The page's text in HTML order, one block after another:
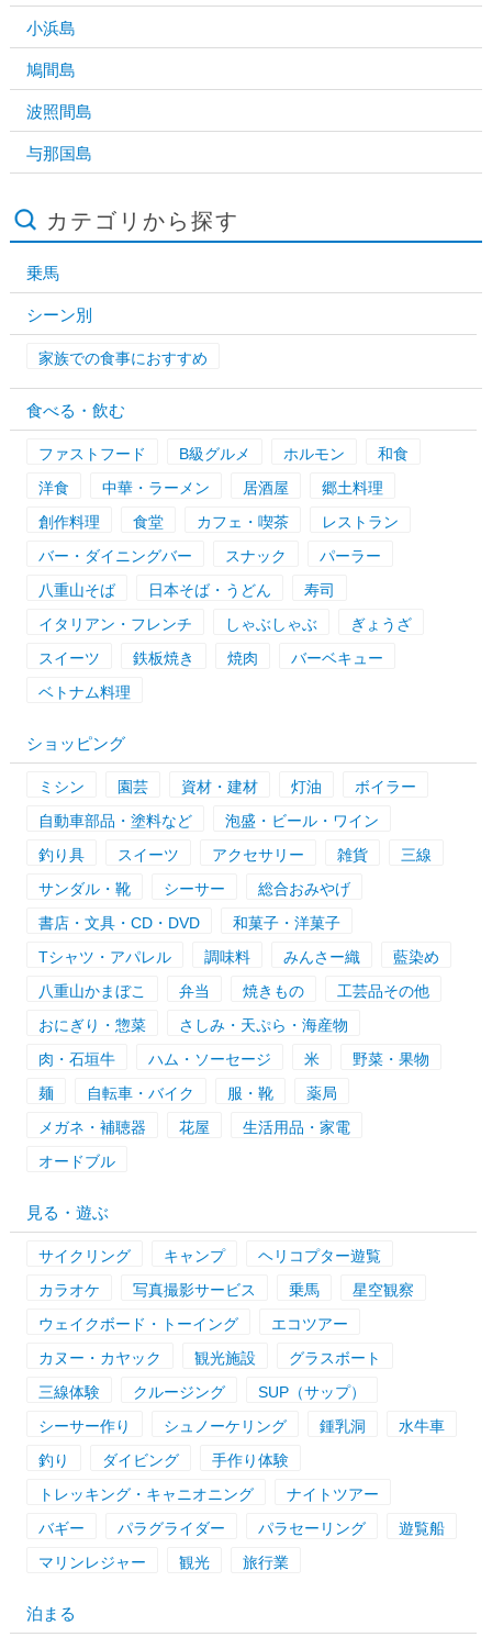
小浜島
鳩間島
波照間島
与那国島
カテゴリから探す
乗馬
シーン別
家族での食事におすすめ
食べる・飲む
ファストフード B級グルメ ホルモン
和食
洋食
中華・ラーメン 居酒屋
郷土料理
創作料理
食堂 カフェ・喫茶
レストラン
バー・ダイニングバー
スナック
パーラー
八重山そば
日本そば・うどん
寿司
イタリアン・フレンチ
しゃぶしゃぶ
ぎょうざ
スイーツ
鉄板焼き 焼肉
バーベキュー
ベトナム料理
ショッピング
ミシン 園芸 資材・建材 灯油
ボイラー
自動車部品・塗料など
泡盛・ビール・ワイン
釣り具
スイーツ アクセサリー 雑貨
三線
サンダル・靴
シーサー
総合おみやげ
書店・文具・CD・DVD
和菓子・洋菓子
Tシャツ・アパレル
調味料 みんさー織
藍染め
八重山かまぼこ
弁当 焼きもの
工芸品その他
おにぎり・惣菜
さしみ・天ぷら・海産物
肉・石垣牛
ハム・ソーセージ 米
野菜・果物
麺
自転車・バイク 服・靴
薬局
メガネ・補聴器
花屋
生活用品・家電
オードブル
見る・遊ぶ
サイクリング キャンプ
ヘリコプター遊覧
カラオケ
写真撮影サービス 乗馬
星空観察
ウェイクボード・トーイング
エコツアー
カヌー・カヤック
観光施設
グラスボート
三線体験
クルージング
SUP（サップ）
シーサー作り
シュノーケリング 鍾乳洞
水牛車
釣り
ダイビング
手作り体験
トレッキング・キャニオニング
ナイトツアー
バギー
パラグライダー パラセーリング
遊覧船
マリンレジャー
観光 旅行業
泊まる